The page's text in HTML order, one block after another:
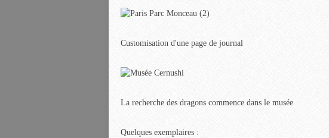
Customisation d'une page de journal
La recherche des dragons commence dans le musée
Quelques exemplaires :